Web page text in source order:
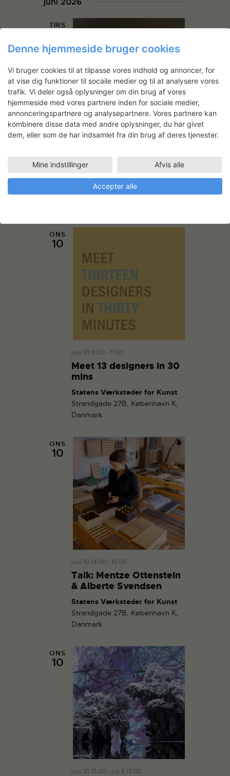
TIRS
3daysofdesign at the
Danish Art Workshops
Statens Værksteder for Kunst
Strandgade 27B, København K,
ONS
10
juni 10 11:00 - 11:30
Meet 13 designers in 30
mins
Statens Værksteder for Kunst
Strandgade 27B, København K,
Danmark
ONS
10
juni 10 14:00 - 15:00
Talk: Mentze Ottenstein
& Alberte Svendsen
Statens Værksteder for Kunst
Strandgade 27B, København K,
Danmark
ONS
10
juni 10 15:00 - juli 6 17:00
Denne hjemmeside bruger cookies
Vi bruger cookies til at tilpasse vores indhold og annoncer, for
at vise dig funktioner til socaile medier og til at analysere vores
trafik. Vi deler også oplysninger om din brug af vores
hjemmeside med vores partnere inden for sociale medier,
annonceringspartnere og analysepartnere. Vores partnere kan
kombinere disse data med andre oplysninger, du har givet
dem, eller som de har indsamlet fra din brug af deres tjenester.
Mine indstillinger Afvis alle
Accepter alle